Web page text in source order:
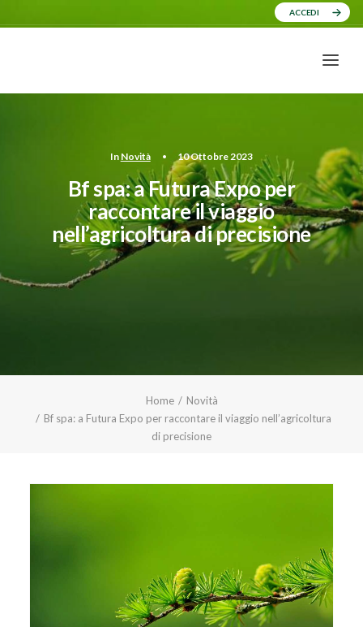
ACCEDI
In Novità • 10 Ottobre 2023
Bf spa: a Futura Expo per
raccontare il viaggio
nell’agricoltura di precisione
Home
Novità
Bf spa: a Futura Expo per raccontare il viaggio nell’agricoltura
di precisione